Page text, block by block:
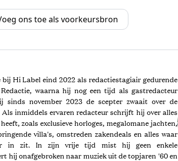
ons toe als voorkeursbron
bij Hi Label eind 2022 als redactiestagiair gedurende
waarna hij nog een tijd als gastredacteur
sinds november 2023 de scepter zwaait over de
Als inmiddels ervaren redacteur schrijft hij over alles
zoals exclusieve horloges, megalomane jachten,
villa's, omstreden zakendeals en alles waar
in zit. In zijn vrije tijd mist hij geen enkele
hij onafgebroken naar muziek uit de topjaren '60 en